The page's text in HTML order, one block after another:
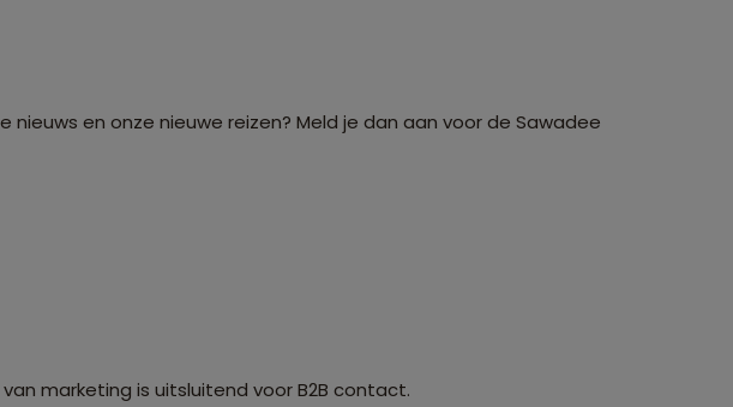
en onze nieuwe reizen? Meld je dan aan voor de Sawadee
marketing is uitsluitend voor B2B contact.